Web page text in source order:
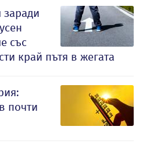
заради
със
край пътя в жегата
почти